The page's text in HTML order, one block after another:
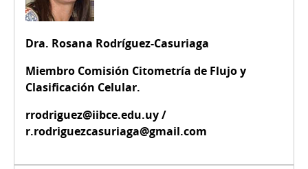
Dra. Rosana Rodríguez-Casuriaga
Miembro Comisión Citometría de Flujo y
Clasificación Celular.
rrodriguez@iibce.edu.uy /
r.rodriguezcasuriaga@gmail.com